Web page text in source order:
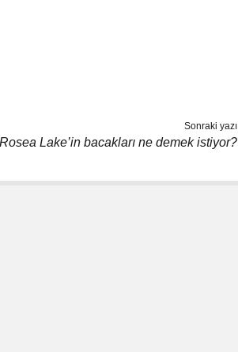
Sonraki yazı
Rosea Lake’in bacakları ne demek istiyor?